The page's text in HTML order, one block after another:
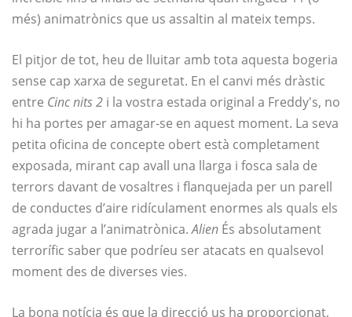
més) animatrònics que us assaltin al mateix temps.
El pitjor de tot, heu de lluitar amb tota aquesta bogeria
sense cap xarxa de seguretat. En el canvi més dràstic
entre Cinc nits 2 i la vostra estada original a Freddy's, no
hi ha portes per amagar-se en aquest moment. La seva
petita oficina de concepte obert està completament
exposada, mirant cap avall una llarga i fosca sala de
terrors davant de vosaltres i flanquejada per un parell
de conductes d’aire ridículament enormes als quals els
agrada jugar a l’animatrònica.Alien És absolutament
terrorífic saber que podríeu ser atacats en qualsevol
moment des de diverses vies.
La bona notícia és que la direcció us ha proporcionat,